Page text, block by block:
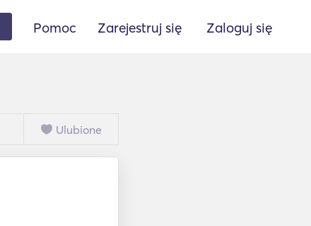
Pomoc Zarejestruj się Zaloguj się
Ulubione